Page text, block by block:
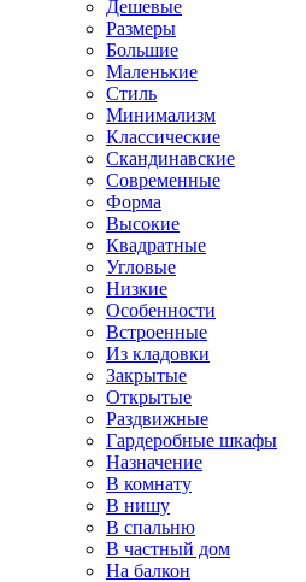
Дешевые
Размеры
Большие
Маленькие
Стиль
Минимализм
Классические
Скандинавские
Современные
Форма
Высокие
Квадратные
Угловые
Низкие
Особенности
Встроенные
Из кладовки
Закрытые
Открытые
Раздвижные
Гардеробные шкафы
Назначение
В комнату
В нишу
В спальню
В частный дом
На балкон